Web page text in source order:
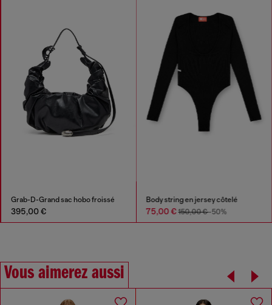
Grab-D-Grand sac hobo froissé
395,00 €
Body string en jersey côtelé
75,00 €150,00 €-50%
Vous aimerez aussi